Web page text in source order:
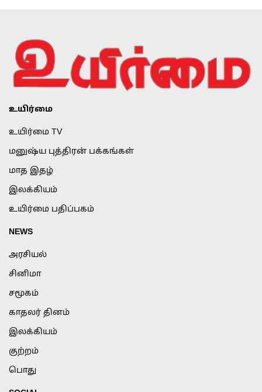
உயிர்மை
உயிர்மை TV
மனுஷ்ய புத்திரன் பக்கங்கள்
மாத இதழ்
இலக்கியம்
உயிர்மை பதிப்பகம்
NEWS
அரசியல்
சினிமா
சமூகம்
காதலர் தினம்
இலக்கியம்
குற்றம்
பொது